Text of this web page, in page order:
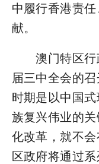
中履行香港责
献。
澳门特区行
届三中全会的
时期是以中国
族复兴伟业的
化改革，就不
区政府将通过